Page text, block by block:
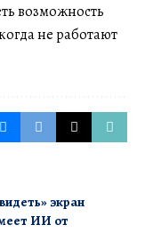
возможность
не работают
экран
ИИ от